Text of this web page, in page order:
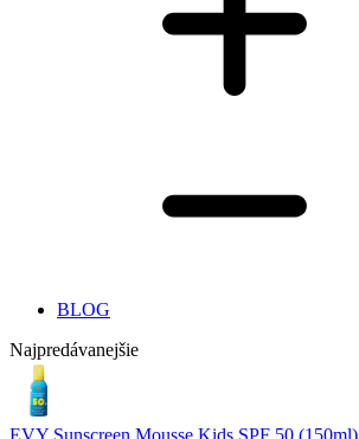
BLOG
Najpredávanejšie
EVY Sunscreen Mousse Kids SPF 50 (150ml)